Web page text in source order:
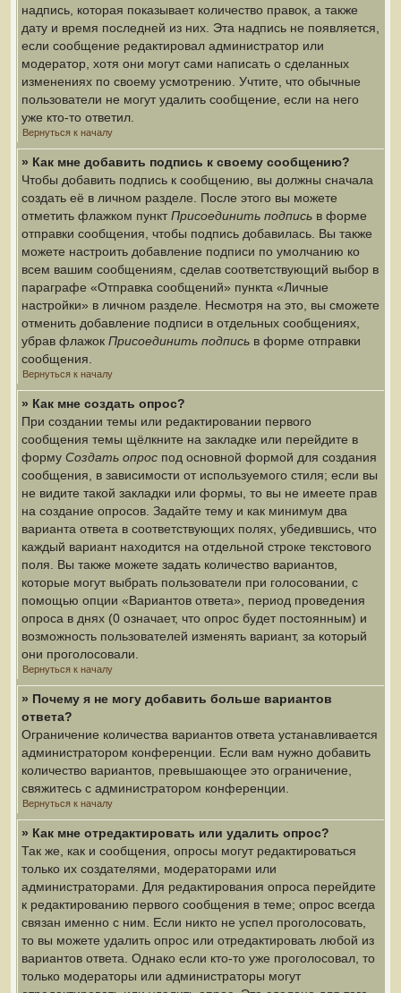
надпись, которая показывает количество правок, а также
дату и время последней из них. Эта надпись не появляется,
если сообщение редактировал администратор или
модератор, хотя они могут сами написать о сделанных
изменениях по своему усмотрению. Учтите, что обычные
пользователи не могут удалить сообщение, если на него
уже кто-то ответил.
Вернуться к началу
» Как мне добавить подпись к своему сообщению?
Чтобы добавить подпись к сообщению, вы должны сначала
создать её в личном разделе. После этого вы можете
отметить флажком пунктПрисоединить подпись в форме
отправки сообщения, чтобы подпись добавилась. Вы также
можете настроить добавление подписи по умолчанию ко
всем вашим сообщениям, сделав соответствующий выбор в
параграфе «Отправка сообщений» пункта «Личные
настройки» в личном разделе. Несмотря на это, вы сможете
отменить добавление подписи в отдельных сообщениях,
убрав флажок Присоединить подпись в форме отправки
сообщения.
Вернуться к началу
» Как мне создать опрос?
При создании темы или редактировании первого
сообщения темы щёлкните на закладке или перейдите в
форму Создать опрос под основной формой для создания
сообщения, в зависимости от используемого стиля; если вы
не видите такой закладки или формы, то вы не имеете прав
на создание опросов. Задайте тему и как минимум два
варианта ответа в соответствующих полях, убедившись, что
каждый вариант находится на отдельной строке текстового
поля. Вы также можете задать количество вариантов,
которые могут выбрать пользователи при голосовании, с
помощью опции «Вариантов ответа», период проведения
опроса в днях (0 означает, что опрос будет постоянным) и
возможность пользователей изменять вариант, за который
они проголосовали.
Вернуться к началу
» Почему я не могу добавить больше вариантов
ответа?
Ограничение количества вариантов ответа устанавливается
администратором конференции. Если вам нужно добавить
количество вариантов, превышающее это ограничение,
свяжитесь с администратором конференции.
Вернуться к началу
» Как мне отредактировать или удалить опрос?
Так же, как и сообщения, опросы могут редактироваться
только их создателями, модераторами или
администраторами. Для редактирования опроса перейдите
к редактированию первого сообщения в теме; опрос всегда
связан именно с ним. Если никто не успел проголосовать,
то вы можете удалить опрос или отредактировать любой из
вариантов ответа. Однако если кто-то уже проголосовал, то
только модераторы или администраторы могут